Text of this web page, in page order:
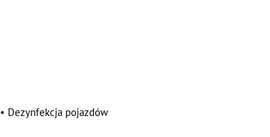
• Dezynfekcja pojazdów